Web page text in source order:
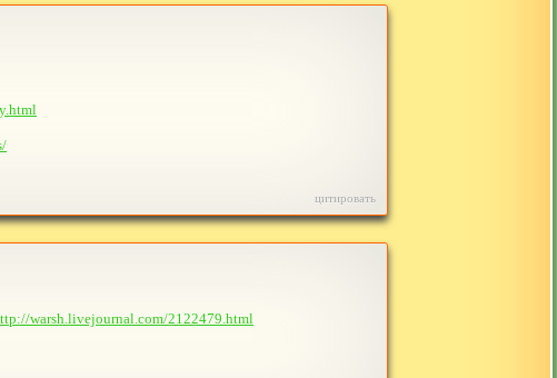
цитировать
warsh.livejournal.com/2122479.html